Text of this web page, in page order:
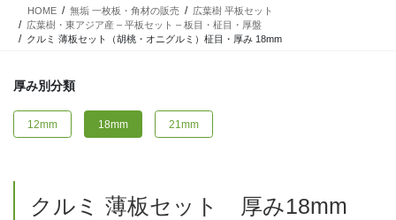
HOME 無垢 一枚板・角材の販売
広葉樹 平板セット
広葉樹・東アジア産 – 平板セット – 板目・柾目・厚盤
クルミ 薄板セット（胡桃・オニグルミ）柾目・厚み 18mm
厚み別分類
12mm 18mm 21mm
クルミ 薄板セット 厚み18mm